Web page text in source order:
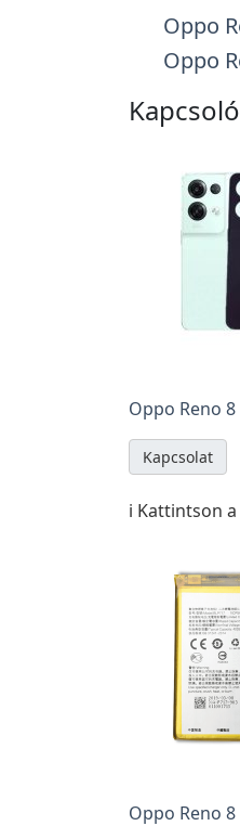
Oppo
Oppo
Oppo Reno
Kapcsolat
ℹ️ Kattintson
Oppo Reno